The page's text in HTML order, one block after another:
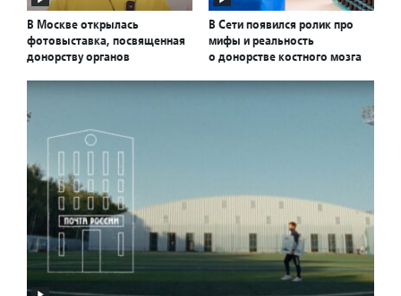
В Москве открылась
фотовыставка, посвященная
донорству органов
В Сети появился ролик про
мифы и реальность
о донорстве костного мозга